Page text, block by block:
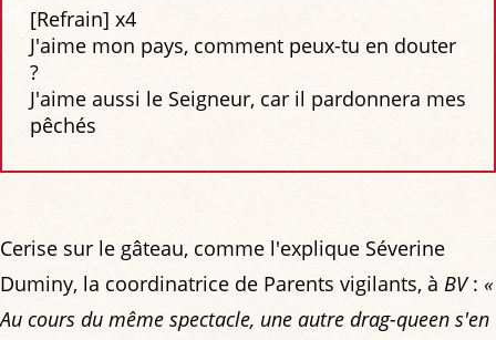
[Refrain] x4
J'aime mon pays, comment peux-tu en douter
?
J'aime aussi le Seigneur, car il pardonnera mes
pêchés
Cerise sur le gâteau, comme l'explique Séverine
Duminy, la coordinatrice de Parents vigilants, à BV: «
Au cours du même spectacle, une autre drag-queen s'en